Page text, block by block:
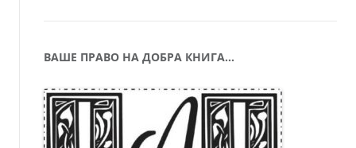
ВАШЕ ПРАВО НА ДОБРА КНИГА…